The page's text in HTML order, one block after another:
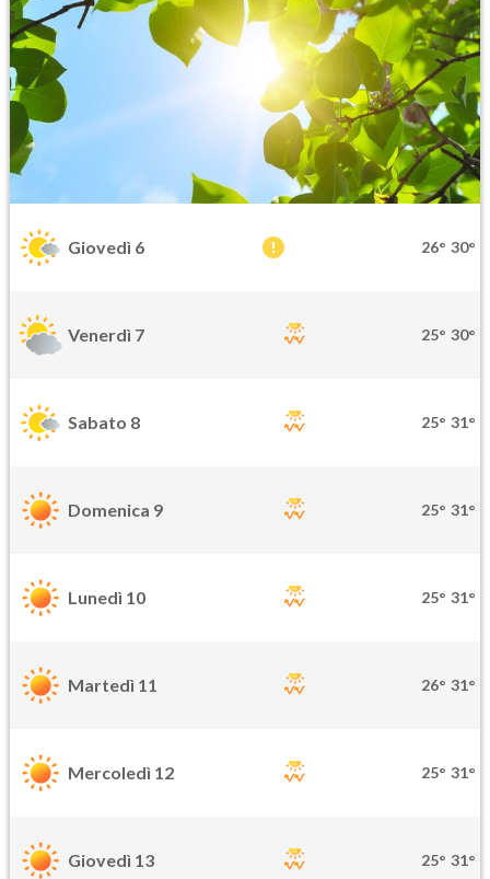
Giovedì 6 26° 30°
Venerdì 7 25° 30°
Sabato 8 25° 31°
Domenica 9 25° 31°
Lunedì 10 25° 31°
Martedì 11 26° 31°
Mercoledì 12 25° 31°
Giovedì 13 25° 31°